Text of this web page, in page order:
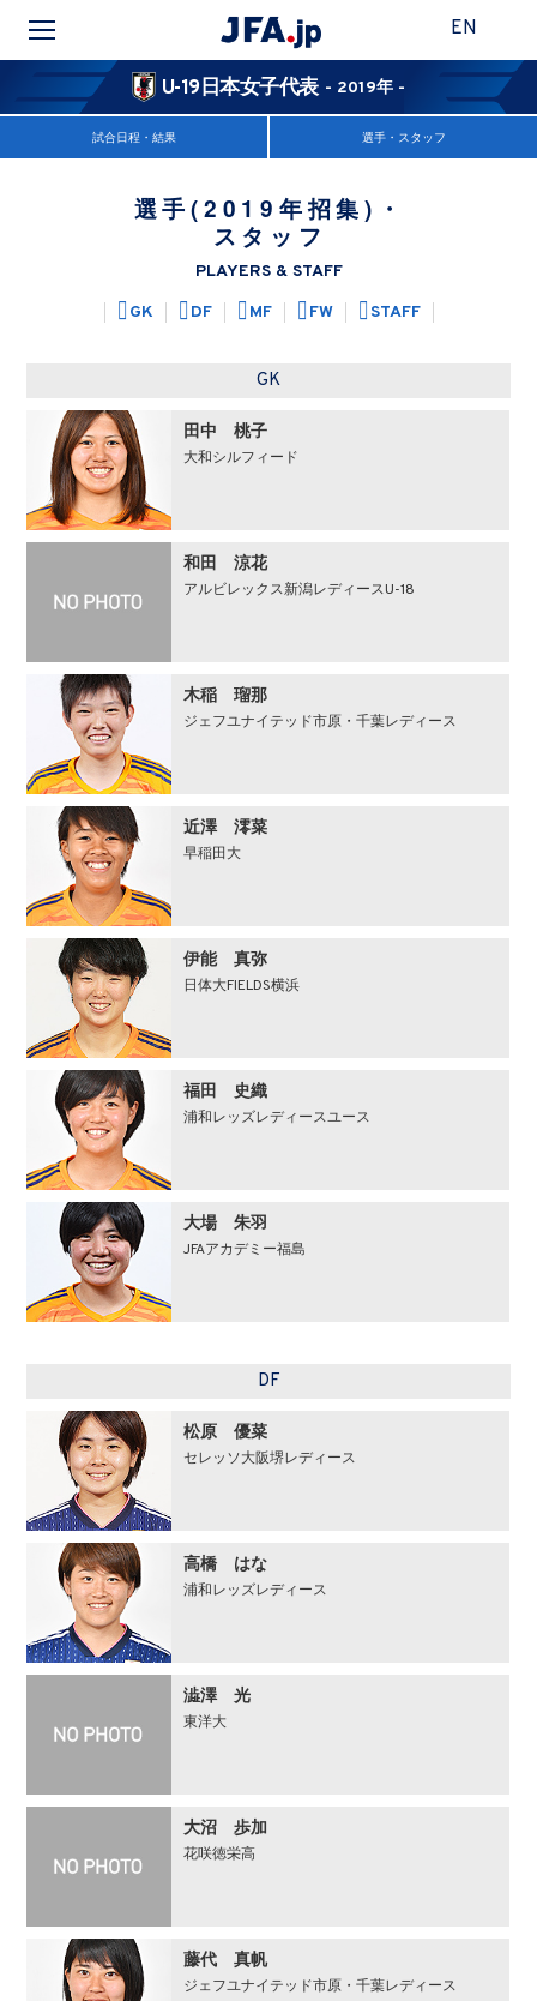
EN
U-19日本女子代表 - 2019年 -
試合日程・結果 選手・スタッフ
選手(2019年招集)・
スタッフ
PLAYERS & STAFF
GK
DF MF FW STAFF
GK
田中 桃子
大和シルフィード
和⽥ 涼花
アルビレックス新潟レディースU-18
木稲 瑠那
ジェフユナイテッド市原・千葉レディース
近澤 澪菜
早稲田大
伊能 真弥
日体大FIELDS横浜
福田 史織
浦和レッズレディースユース
大場 朱羽
JFAアカデミー福島
DF
松原 優菜
セレッソ大阪堺レディース
高橋 はな
浦和レッズレディース
澁澤 光
東洋⼤
⼤沼 歩加
花咲徳栄高
藤代 真帆
ジェフユナイテッド市原・千葉レディース